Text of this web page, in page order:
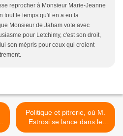
reprocher à Monsieur Marie-Jeanne
tout le temps qu'il en a eu la
Monsieur de Jaham vote avec
pour Letchimy, c'est son droit,
son mépris pour ceux qui croient
Politique et pitrerie, où M.
Estrosi se lance dans le
cinéma !. >